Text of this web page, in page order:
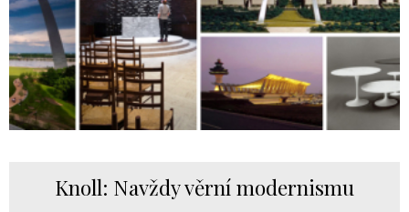
Knoll: Navždy věrní modernismu